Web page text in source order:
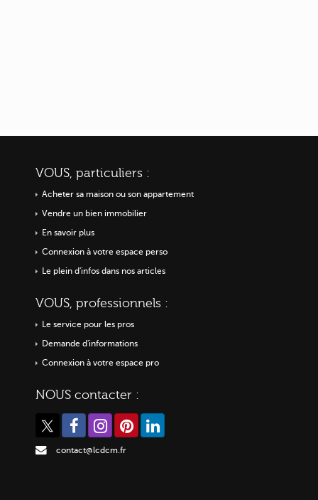
VOUS, particuliers :
Acheter sa maison ou son appartement
Vendre un bien immobilier
En savoir plus
Connexion à votre espace perso
Le plein d'infos dans nos articles
VOUS, professionnels :
Le service pour les pros
Demande d'informations
Connexion à votre espace pro
NOUS contacter :
contact@lcdcm.fr